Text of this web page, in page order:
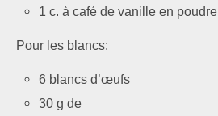
1 c. à café de vanille en poudre
Pour les blancs:
6 blancs d’œufs
30 g de